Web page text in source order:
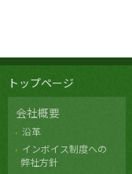
トップページ
会社概要
沿革
インボイス制度への
弊社方針